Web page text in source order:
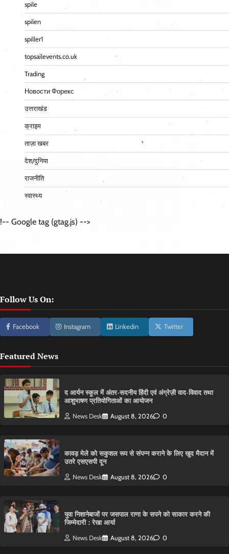
spile
spilen
spiller1
topsailevents.co.uk
Trading
Новости Форекс
उत्तराखंड
क्राइम
ताज़ा खबर
देश/दुनिया
राजनीति
स्वास्थ्य
!-- Google tag (gtag.js) -->
Follow Us On:
Facebook Instagram Linkedin Twitter
Featured News
द आर्यन स्कूल में अंतर-सदनीय हिंदी एवं अंग्रेज़ी वाद-विवाद तथा
आशुभाषण प्रतियोगिताओं का आयोजन
News Desk August 8, 2026 0
कावड़ मेले को सकुशल रूप से संपन्न कराने के लिए खुद मैदान में
उतरे एसएसपी दून
News Desk August 8, 2026 0
युवा निशानेबाजों पर जसपाल राणा के सपने को साकार करने की
जिम्मेदारी : रेखा आर्या
News Desk August 8, 2026 0